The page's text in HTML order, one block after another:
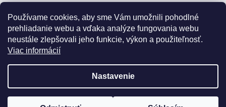
Používame cookies, aby sme Vám umožnili pohodlné
prehliadanie webu a vďaka analýze fungovania webu
neustále zlepšovali jeho funkcie, výkon a použiteľnosť.
Viac informácií
Nastavenie
|Realizoval Appgrade